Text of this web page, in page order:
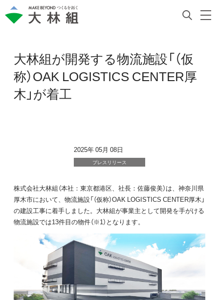
大林組が開発する物流施設「（仮
称）OAK LOGISTICS CENTER厚
木」が着工
2025年 05月 08日
プレスリリース
株式会社大林組（本社：東京都港区、社長：佐藤俊美）は、神奈川県
厚木市において、物流施設「（仮称）OAK LOGISTICS CENTER厚木」
の建設工事に着手しました。大林組が事業主として開発を手がける
物流施設では13件目の物件（※1）となります。